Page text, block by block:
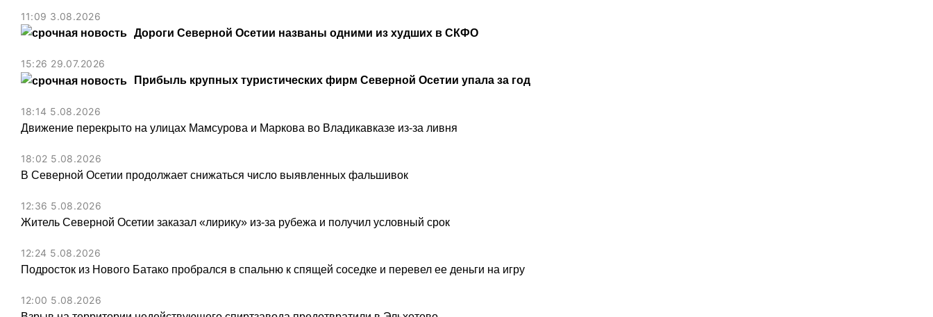
11:09 3.08.2026
Дороги Северной Осетии названы одними из худших в СКФО
15:26 29.07.2026
Прибыль крупных туристических фирм Северной Осетии упала за год
18:14 5.08.2026
Движение перекрыто на улицах Мамсурова и Маркова во Владикавказе из-за ливня
18:02 5.08.2026
В Северной Осетии продолжает снижаться число выявленных фальшивок
12:36 5.08.2026
Житель Северной Осетии заказал «лирику» из-за рубежа и получил условный срок
12:24 5.08.2026
Подросток из Нового Батако пробрался в спальню к спящей соседке и перевел ее деньги на игру
12:00 5.08.2026